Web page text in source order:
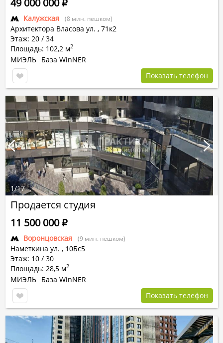
Калужская (8 мин. пешком)
Архитектора Власова ул. , 71к2
Этаж: 20 / 34
Площадь: 102,2 м2
49 000 000Р
МИЭЛЬ База WinNER
Показать телефон
Продается студия
Воронцовская (9 мин. пешком)
Наметкина ул. , 10Бс5
Этаж: 10 / 30
Площадь: 28,5 м2
11 500 000Р
МИЭЛЬ База WinNER
Показать телефон
1/17